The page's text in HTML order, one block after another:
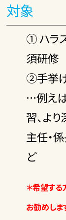
対象
① ハラ
須研修
②手挙
…例え
習、より
主任・
ど
＊希望する
お勧めしま